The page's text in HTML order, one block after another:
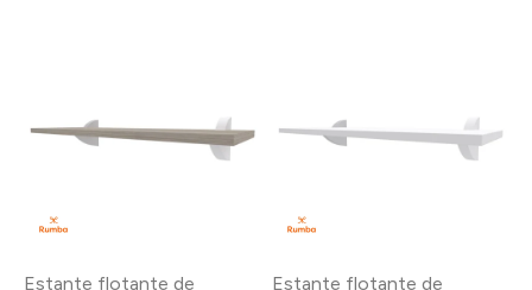
Estante flotante de
Estante flotante de